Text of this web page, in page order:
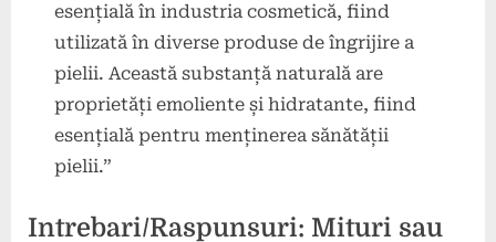
esențială în industria cosmetică, fiind
utilizată în diverse produse de îngrijire a
pielii. Această substanță naturală are
proprietăți emoliente și hidratante, fiind
esențială pentru menținerea sănătății
pielii.”
Intrebari/Raspunsuri: Mituri sau